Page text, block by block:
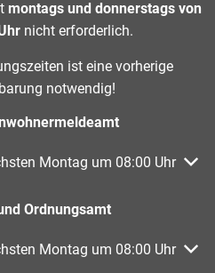
montags und donnerstags von
nicht erforderlich.
ist eine vorherige
notwendig!
oder Schließzeiten
Montag um 08:00 Uhr
Ordnungsamt
oder Schließzeiten
Montag um 08:00 Uhr